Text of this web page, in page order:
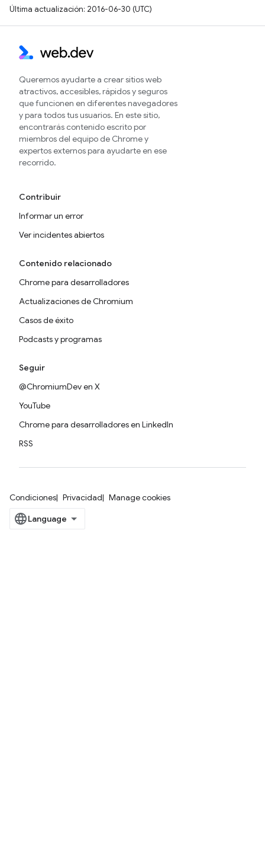
Última actualización: 2016-06-30 (UTC)
Queremos ayudarte a crear sitios web
atractivos, accesibles, rápidos y seguros
que funcionen en diferentes navegadores
y para todos tus usuarios. En este sitio,
encontrarás contenido escrito por
miembros del equipo de Chrome y
expertos externos para ayudarte en ese
recorrido.
Contribuir
Informar un error
Ver incidentes abiertos
Contenido relacionado
Chrome para desarrolladores
Actualizaciones de Chromium
Casos de éxito
Podcasts y programas
Seguir
@ChromiumDev en X
YouTube
Chrome para desarrolladores en LinkedIn
RSS
Condiciones Privacidad Manage cookies